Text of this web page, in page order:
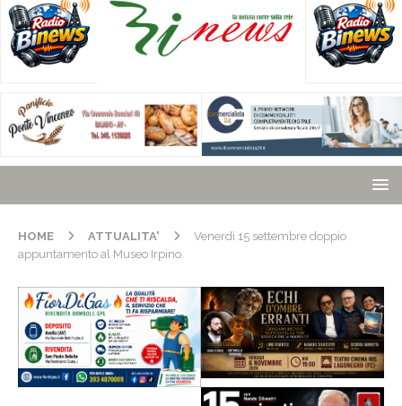
HOME ATTUALITA'
Venerdì 15 settembre doppio
appuntamento al Museo Irpino.